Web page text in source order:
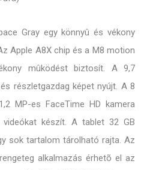
Gray egy könnyû és vékony
Apple A8X chip és a M8 motion
mûködést biztosít. A 9,7
részletgazdag képet nyújt. A 8
MP-es FaceTime HD kamera
készít. A tablet 32 GB
sok tartalom tárolható rajta. Az
alkalmazás érhetõ el az